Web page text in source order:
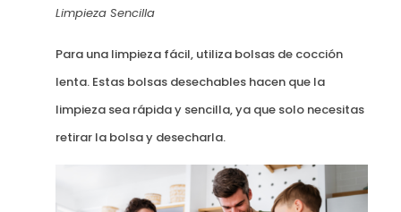
Limpieza Sencilla
Para una limpieza fácil, utiliza bolsas de cocción
lenta. Estas bolsas desechables hacen que la
limpieza sea rápida y sencilla, ya que solo necesitas
retirar la bolsa y desecharla.